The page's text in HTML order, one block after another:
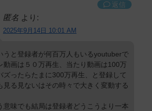
返信
匿名 より:
2025年9月14日 10:01 AM
うと登録者が何百万人もいるyoutuberで
動画は５０万再生、当たり動画は100万
ズったらたまに300万再生、と登録して
見る見ないはその時々で大きく変動する
意味でも結局は登録者どうこうより一本